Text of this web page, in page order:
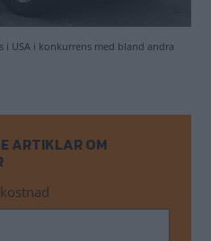
i USA i konkurrens med bland andra
ARTIKLAR OM